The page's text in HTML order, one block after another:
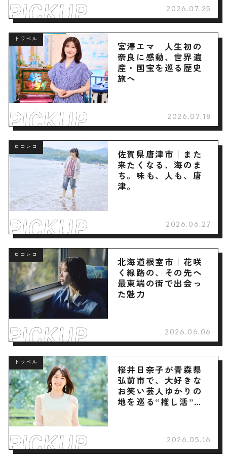
2026.07.25
トラベル
宮澤エマ 人生初の
奈良に感動、世界遺
産・国宝を巡る歴史
旅へ
2026.07.18
ロコレコ
佐賀県唐津市｜また
来たくなる、海のま
ち。味も、人も、唐
津。
2026.06.27
ロコレコ
北海道根室市｜花咲
く線路の、その先へ
最東端の街で出会っ
た魅力
2026.06.06
トラベル
桜井日奈子が青森県
弘前市で、大好きな
お笑い芸人ゆかりの
地を巡る“推し活”旅
2026.05.16